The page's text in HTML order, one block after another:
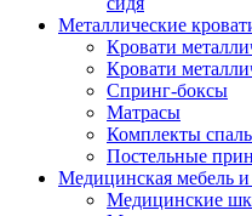
Металлические
Кровати
Кровати
Спринг-боксы
Матрасы
Комплекты
Постельные
Медицинская мебель
Медицинские